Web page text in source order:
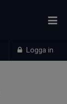
Logga in